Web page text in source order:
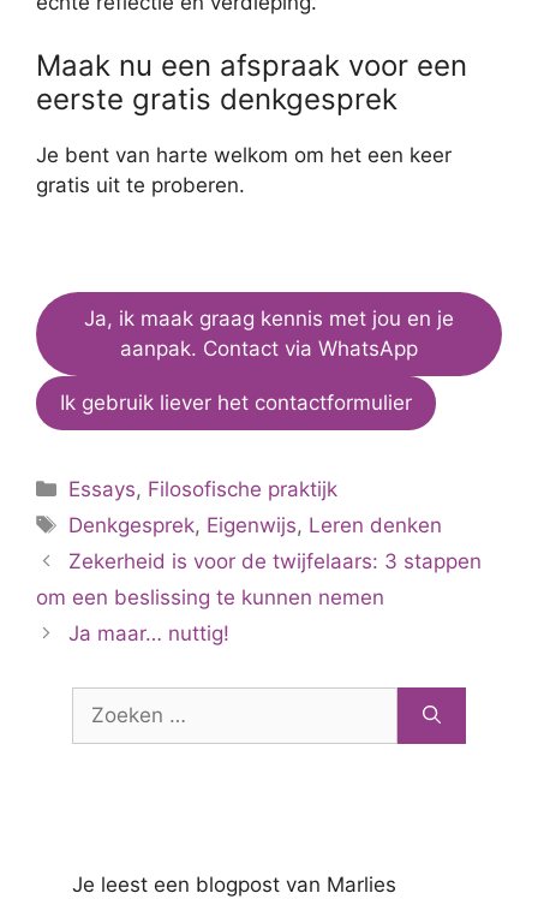
Maak nu een afspraak voor een
eerste gratis denkgesprek
Je bent van harte welkom om het een keer
gratis uit te proberen.
Ja, ik maak graag kennis met jou en je
aanpak. Contact via WhatsApp
Ik gebruik liever het contactformulier
Categorieën
Essays, Filosofische praktijk
Tags
Denkgesprek, Eigenwijs, Leren denken
Zekerheid is voor de twijfelaars: 3 stappen
om een beslissing te kunnen nemen
Ja maar… nuttig!
naar:
Je leest een blogpost van Marlies